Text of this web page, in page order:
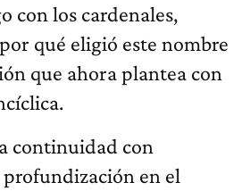
con los cardenales,
qué eligió este nombre
que ahora plantea con
continuidad con
en el